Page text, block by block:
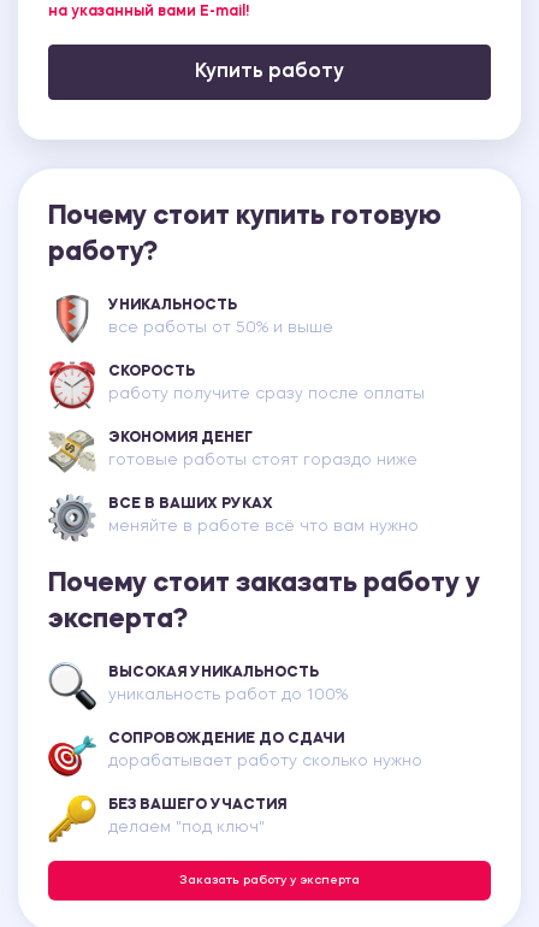
на указанный вами E-mail!
Купить работу
Почему стоит купить готовую
работу?
УНИКАЛЬНОСТЬ
все работы от 50% и выше
СКОРОСТЬ
работу получите сразу после оплаты
ЭКОНОМИЯ ДЕНЕГ
готовые работы стоят гораздо ниже
ВСЕ В ВАШИХ РУКАХ
меняйте в работе всё что вам нужно
Почему стоит заказать работу у
эксперта?
ВЫСОКАЯ УНИКАЛЬНОСТЬ
уникальность работ до 100%
СОПРОВОЖДЕНИЕ ДО СДАЧИ
дорабатывает работу сколько нужно
БЕЗ ВАШЕГО УЧАСТИЯ
делаем "под ключ"
Заказать работу у эксперта